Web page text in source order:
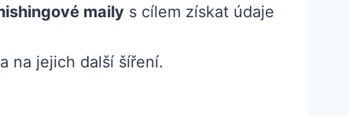
maily s cílem získat údaje
na jejich další šíření.